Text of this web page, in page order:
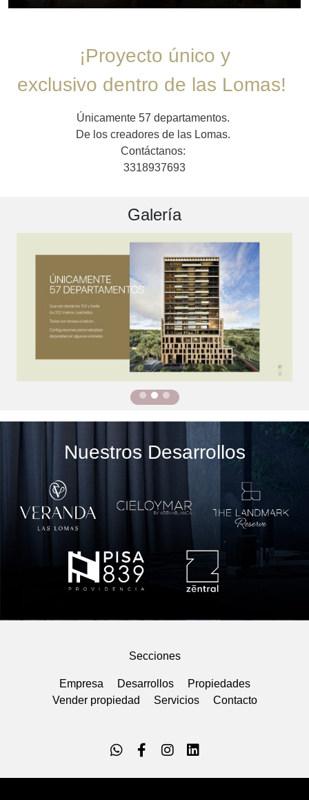
¡Proyecto único y
exclusivo dentro de las Lomas!
Únicamente 57 departamentos.
De los creadores de las Lomas.
Contáctanos:
3318937693
Galería
Nuestros Desarrollos
Secciones
Empresa Desarrollos
Propiedades
Vender propiedad
Servicios Contacto